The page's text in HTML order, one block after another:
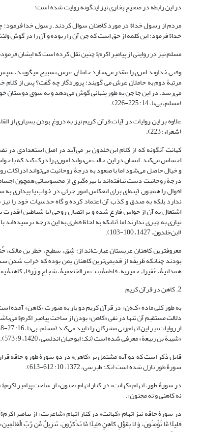
در این رابطه در صحیح بخاری نیز اینگونه روایت شده است:
مردم از رسول خدا$ در مورد کاهنان سوال کردند. رسول خدا
خدا$ فرمود: این کلمه از حق است که جن آن را ربوده و آن را در گوش ولیّش
مسلم نیز در روایتی از پیامبر اکرم$ چنین نقل کرده است که ایشان
مرتبۀ دوم به حاملان عرش می گویند: پروردگار چه گفت؟ پس از کلام
(مسلم، بی‌تا، 14: 225-226).
علاوه بر این روایات در آیات قرآن کریم نیز به دروغ بودن بسیاری
(شعراء: 223).
کهانت آنگونه که از کلام ابن‌خلدون بر می‌آید در اصل استعدادی در
احساس می‌کند. انسان در این حالت می‌تواند اموری را درک کند که با
و خیال حاصل می‌شود اما با صعود به درجۀ روحانیت می‌تواند ادراکات
درجۀ روحانیت دست نیافته‌اند با بهره‌گیری از محسوساتی همچون
اقوال را همچون آینه‌ای برای انعکاس امور جزئی در خواب یا بیداری
ندارد بلکه به صدق و کذب آن اعتماد کرده و گاه حدسیات خود را
اشتغال به آن از حواس فارغ شده و بر اتصال روحی (با شیاطین)
نیازی به چیزی ندارند اما آنانکه به لحاظ فطری به این درجه
(ابن‌خلدون، 1427، 100-103).
همدانیۀ، عُفَیراء حمیریه، فاطمۀ بنت مر الخثعمیۀ، سَجاح و زَرقاء کاهنۀ یمامه از دیگر زنان
2. کاهن در قرآن کریم
به طور کلی ماده «ک‌ه‌ن» در قرآن کریم دو بار به صورت «کاهن» آمده
دلالت مستقیم آن تنها در نفی «کاهن» بودن از ساحت پیامبر اکرم$
«شیبۀ بن ربیعۀ» معرفی شده است (نکـ: ابوحیان اندلسی، 1420، 9: 573).
قابل ذکر است که دو آیه مشتمل بر «کاهن» در دو سورۀ طور و حاقه
سورۀ طور نازل شده است (نکـ: طبرسی، 1372، 10: 612-613).
نه کاهنى و نه مجنون».
در سورۀ حاقه نیز اتهام «کهانت» در کنار اتهام «شاعریت» از پیامبر